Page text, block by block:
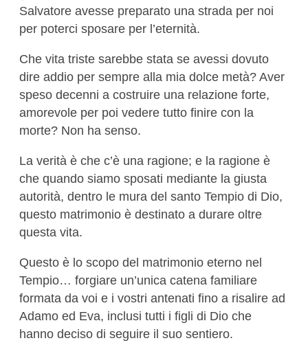
Salvatore avesse preparato una strada per noi
per poterci sposare per l’eternità.
Che vita triste sarebbe stata se avessi dovuto
dire addio per sempre alla mia dolce metà? Aver
speso decenni a costruire una relazione forte,
amorevole per poi vedere tutto finire con la
morte? Non ha senso.
La verità è che c’è una ragione; e la ragione è
che quando siamo sposati mediante la giusta
autorità, dentro le mura del santo Tempio di Dio,
questo matrimonio è destinato a durare oltre
questa vita.
Questo è lo scopo del matrimonio eterno nel
Tempio… forgiare un’unica catena familiare
formata da voi e i vostri antenati fino a risalire ad
Adamo ed Eva, inclusi tutti i figli di Dio che
hanno deciso di seguire il suo sentiero.